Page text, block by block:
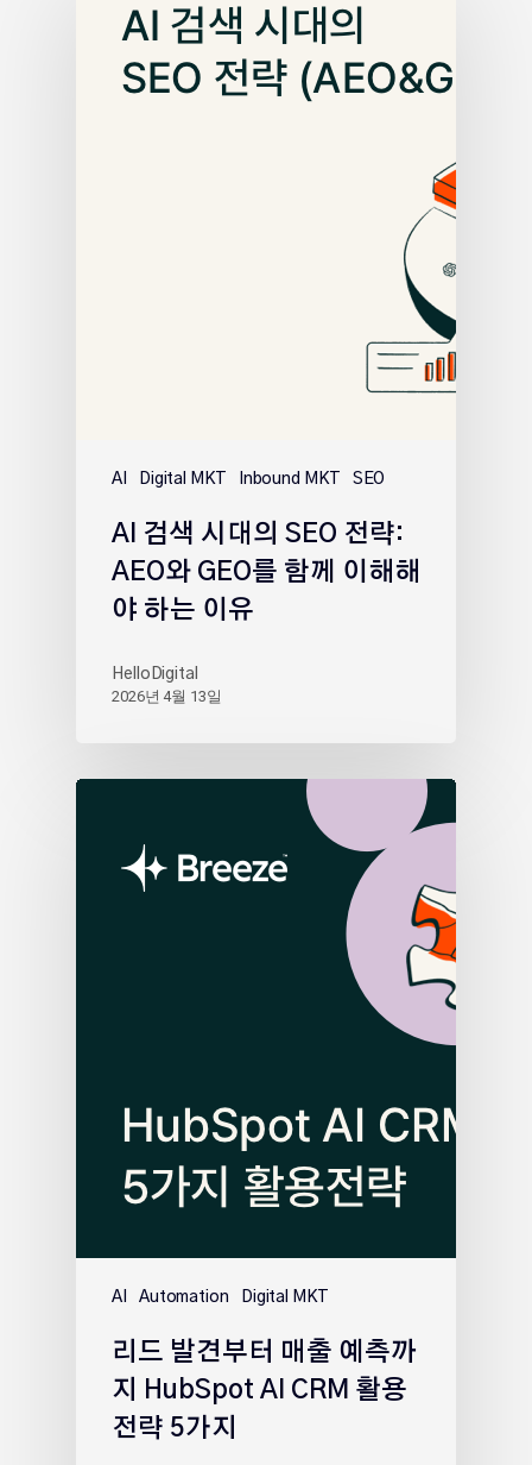
AI Digital MKT Inbound MKT SEO
AI 검색 시대의 SEO 전략:
AEO와 GEO를 함께 이해해
야 하는 이유
HelloDigital
2026년 4월 13일
AI Automation Digital MKT
리드 발견부터 매출 예측까
지 HubSpot AI CRM 활용
전략 5가지